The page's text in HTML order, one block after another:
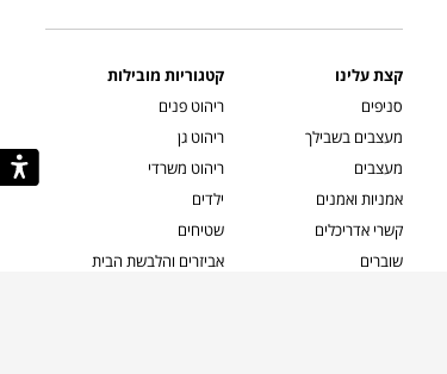
קצת עלינו
סניפים
מעצבים בשבילך
מעצבים
אמניות ואמנים
קשרי אדריכלים
שוברים
קטגוריות מובילות
ריהוט פנים
ריהוט גן
ריהוט משרדי
ילדים
שטיחים
אביזרים והלבשת הבית